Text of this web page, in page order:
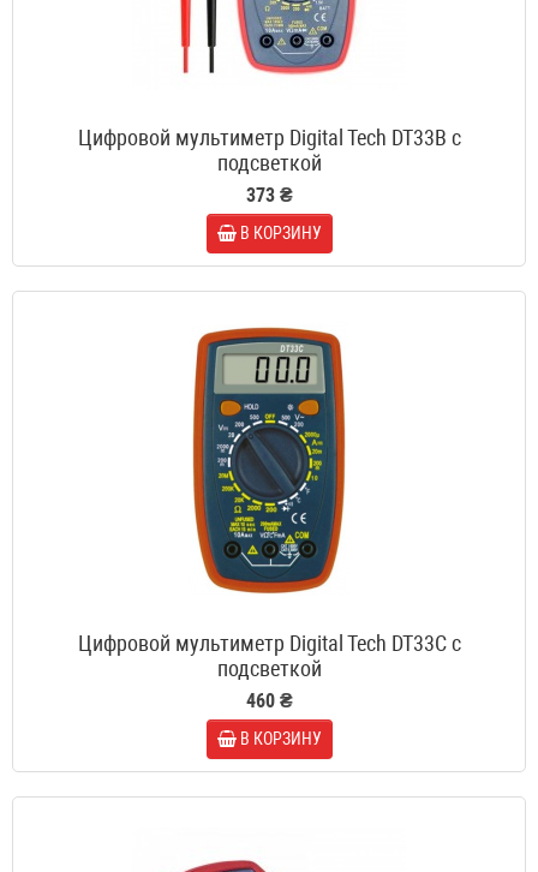
Цифровой мультиметр Digital Tech DT33B с
подсветкой
373 ₴
В КОРЗИНУ
Цифровой мультиметр Digital Tech DT33C с
подсветкой
460 ₴
В КОРЗИНУ